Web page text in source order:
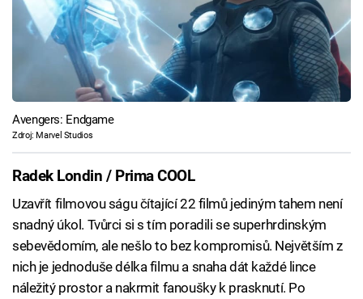
Avengers: Endgame
Zdroj: Marvel Studios
Radek Londin / Prima COOL
Uzavřít filmovou ságu čítající 22 filmů jediným tahem není
snadný úkol. Tvůrci si s tím poradili se superhrdinským
sebevědomím, ale nešlo to bez kompromisů. Největším z
nich je jednoduše délka filmu a snaha dát každé lince
náležitý prostor a nakrmit fanoušky k prasknutí. Po